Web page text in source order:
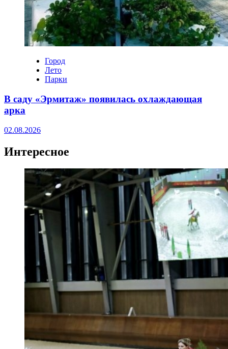
Город
Лето
Парки
В саду «Эрмитаж» появилась охлаждающая
арка
02.08.2026
Интересное